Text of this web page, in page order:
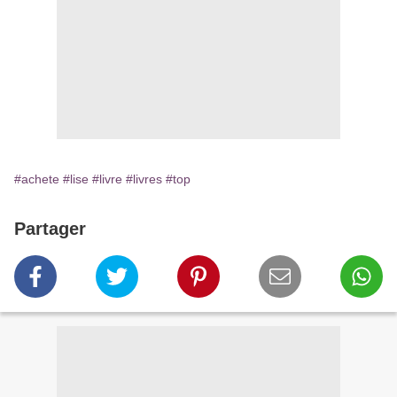
#achete #lise #livre #livres #top
Partager